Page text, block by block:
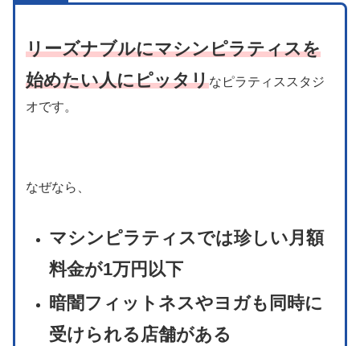
リーズナブルにマシンピラティスを
始めたい人にピッタリなピラティススタジ
オです。
なぜなら、
マシンピラティスでは珍しい月額
料金が1万円以下
暗闇フィットネスやヨガも同時に
受けられる店舗がある